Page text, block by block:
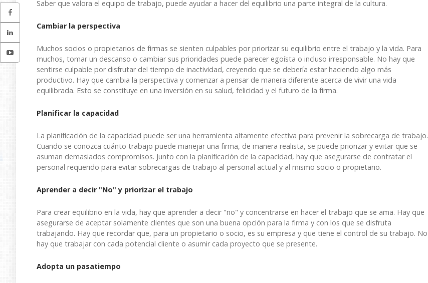
Saber que valora el equipo de trabajo, puede ayudar a hacer del equilibrio una parte integral de la cultura.
Cambiar la perspectiva
Muchos socios o propietarios de firmas se sienten culpables por priorizar su equilibrio entre el trabajo y la vida. Para
muchos, tomar un descanso o cambiar sus prioridades puede parecer egoísta o incluso irresponsable. No hay que
sentirse culpable por disfrutar del tiempo de inactividad, creyendo que se debería estar haciendo algo más
productivo. Hay que cambia la perspectiva y comenzar a pensar de manera diferente acerca de vivir una vida
equilibrada. Esto se constituye en una inversión en su salud, felicidad y el futuro de la firma.
Planificar la capacidad
La planificación de la capacidad puede ser una herramienta altamente efectiva para prevenir la sobrecarga de trabajo.
Cuando se conozca cuánto trabajo puede manejar una firma, de manera realista, se puede priorizar y evitar que se
asuman demasiados compromisos. Junto con la planificación de la capacidad, hay que asegurarse de contratar el
personal requerido para evitar sobrecargas de trabajo al personal actual y al mismo socio o propietario.
Aprender a decir "No" y priorizar el trabajo
Para crear equilibrio en la vida, hay que aprender a decir "no" y concentrarse en hacer el trabajo que se ama. Hay que
asegurarse de aceptar solamente clientes que son una buena opción para la firma y con los que se disfruta
trabajando. Hay que recordar que, para un propietario o socio, es su empresa y que tiene el control de su trabajo. No
hay que trabajar con cada potencial cliente o asumir cada proyecto que se presente.
Adopta un pasatiempo